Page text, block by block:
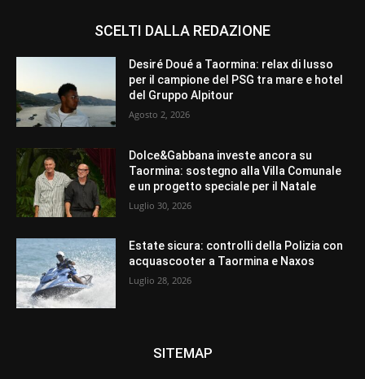
SCELTI DALLA REDAZIONE
Desiré Doué a Taormina: relax di lusso
per il campione del PSG tra mare e hotel
del Gruppo Alpitour
Agosto 2, 2026
Dolce&Gabbana investe ancora su
Taormina: sostegno alla Villa Comunale
e un progetto speciale per il Natale
Luglio 30, 2026
Estate sicura: controlli della Polizia con
acquascooter a Taormina e Naxos
Luglio 28, 2026
SITEMAP